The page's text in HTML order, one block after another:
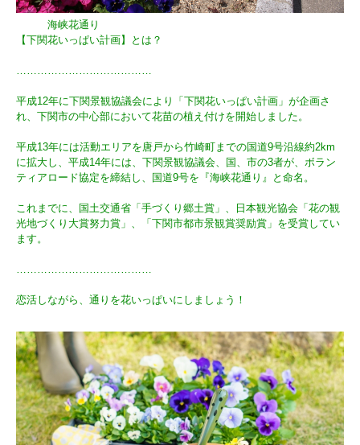
海峡花通り
【下関花いっぱい計画】とは？
平成12年に下関景観協議会により「下関花いっぱい計画」が企画さ
れ、下関市の中心部において花苗の植え付けを開始しました。
平成13年には活動エリアを唐戸から竹崎町までの国道9号沿線約2km
に拡大し、平成14年には、下関景観協議会、国、市の3者が、ボラン
ティアロード協定を締結し、国道9号を『海峡花通り』と命名。
これまでに、国土交通省「手づくり郷土賞」、日本観光協会「花の観
光地づくり大賞努力賞」、「下関市都市景観賞奨励賞」を受賞してい
ます。
恋活しながら、通りを花いっぱいにしましょう！